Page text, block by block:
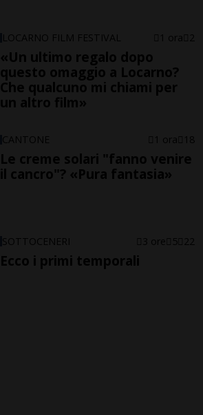
LOCARNO FILM FESTIVAL 1 ora 2
«Un ultimo regalo dopo
questo omaggio a Locarno?
Che qualcuno mi chiami per
un altro film»
CANTONE 1 ora 18
Le creme solari "fanno venire
il cancro"? «Pura fantasia»
SOTTOCENERI 3 ore 5 22
Ecco i primi temporali